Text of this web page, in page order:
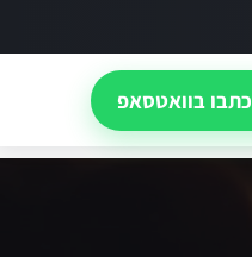
כתבו בוואטסאפ